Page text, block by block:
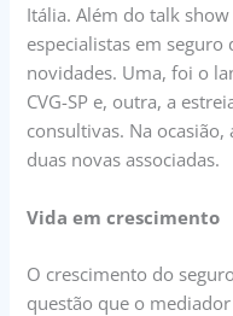
Itália. Além do talk
especialistas em
novidades. Uma, foi o
CVG-SP e, outra, a
consultivas. Na
duas novas associadas.
Vida em crescimento
O crescimento do
questão que o